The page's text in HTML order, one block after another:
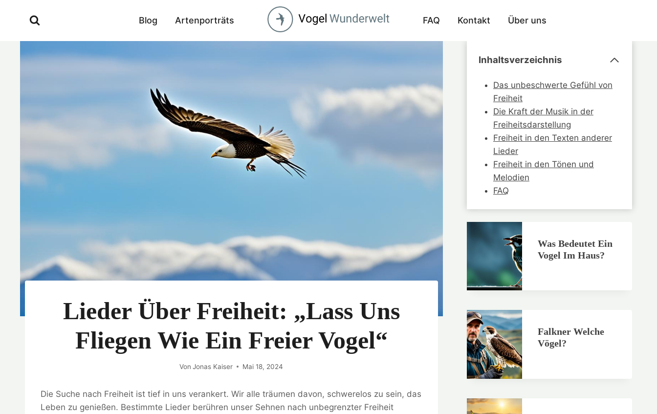
Blog Artenporträts FAQ Kontakt Über uns
Lieder Über Freiheit: „Lass Uns
Fliegen Wie Ein Freier Vogel“
Von Jonas Kaiser Mai 18, 2024
Die Suche nach Freiheit ist tief in uns verankert. Wir alle träumen davon, schwerelos zu sein, das
Leben zu genießen. Bestimmte Lieder berühren unser Sehnen nach unbegrenzter Freiheit
Inhaltsverzeichnis
Das unbeschwerte Gefühl von
Freiheit
Die Kraft der Musik in der
Freiheitsdarstellung
Freiheit in den Texten anderer
Lieder
Freiheit in den Tönen und
Melodien
FAQ
Was Bedeutet Ein
Vogel Im Haus?
Falkner Welche
Vögel?